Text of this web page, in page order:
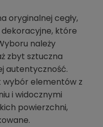
oryginalnej cegły,
dekoracyjne, które
należy
zbyt sztuczna
autentyczność.
wybór elementów z
i widocznymi
powierzchni,